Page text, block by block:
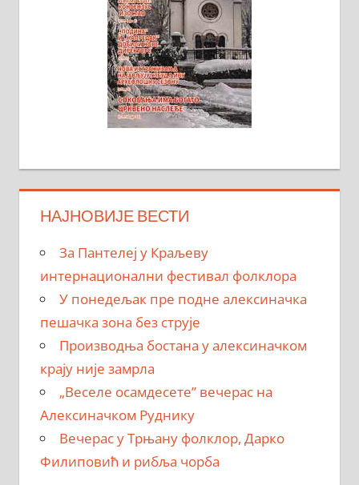
НАЈНОВИЈЕ ВЕСТИ
За Пантелеј у Краљеву
интернационални фестивал фолклора
У понедељак пре подне алексиначка
пешачка зона без струје
Производња бостана у алексиначком
крају није замрла
„Веселе осамдесете” вечерас на
Алексиначком Руднику
Вечерас у Трњану фолклор, Дарко
Филиповић и рибља чорба